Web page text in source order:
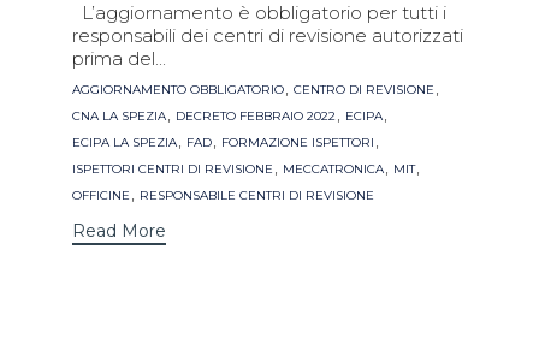
L’aggiornamento è obbligatorio per tutti i
responsabili dei centri di revisione autorizzati
prima del...
Tags
AGGIORNAMENTO OBBLIGATORIO, CENTRO DI REVISIONE ,
CNA LA SPEZIA, DECRETO FEBBRAIO 2022, ECIPA,
ECIPA LA SPEZIA, FAD, FORMAZIONE ISPETTORI ,
ISPETTORI CENTRI DI REVISIONE , MECCATRONICA, MIT,
OFFICINE , RESPONSABILE CENTRI DI REVISIONE
Read More